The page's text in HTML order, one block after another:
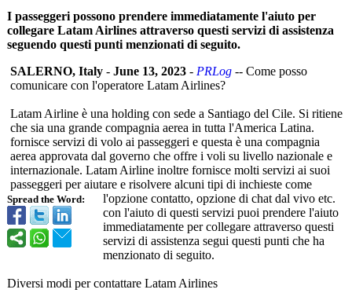
I passeggeri possono prendere immediatamente l'aiuto per
collegare Latam Airlines attraverso questi servizi di assistenza
seguendo questi punti menzionati di seguito.
Spread the Word:
SALERNO, Italy - June 13, 2023 - PRLog -- Come posso
comunicare con l'operatore Latam Airlines?
Latam Airline è una holding con sede a Santiago del Cile. Si ritiene
che sia una grande compagnia aerea in tutta l'America Latina.
fornisce servizi di volo ai passeggeri e questa è una compagnia
aerea approvata dal governo che offre i voli su livello nazionale e
internazionale. Latam Airline inoltre fornisce molti servizi ai suoi
passeggeri per aiutare e risolvere alcuni tipi di inchieste come
l'opzione contatto, opzione di chat dal vivo etc.
con l'aiuto di questi servizi puoi prendere l'aiuto
immediatamente per collegare attraverso questi
servizi di assistenza segui questi punti che ha
menzionato di seguito.
Diversi modi per contattare Latam Airlines